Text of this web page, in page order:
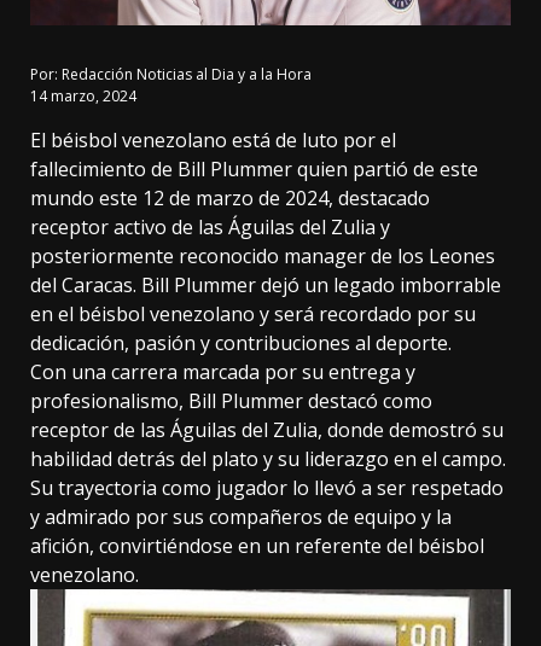
Por: Redacción Noticias al Dia y a la Hora
14 marzo, 2024
El béisbol venezolano está de luto por el
fallecimiento de Bill Plummer quien partió de este
mundo este 12 de marzo de 2024, destacado
receptor activo de las Águilas del Zulia y
posteriormente reconocido manager de los Leones
del Caracas. Bill Plummer dejó un legado imborrable
en el béisbol venezolano y será recordado por su
dedicación, pasión y contribuciones al deporte.
Con una carrera marcada por su entrega y
profesionalismo, Bill Plummer destacó como
receptor de las Águilas del Zulia, donde demostró su
habilidad detrás del plato y su liderazgo en el campo.
Su trayectoria como jugador lo llevó a ser respetado
y admirado por sus compañeros de equipo y la
afición, convirtiéndose en un referente del béisbol
venezolano.